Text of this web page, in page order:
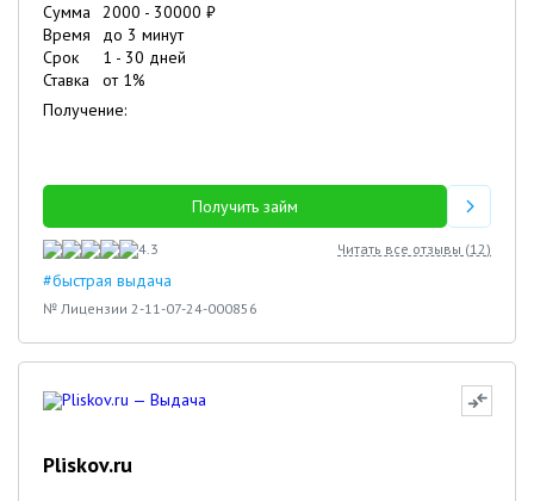
Сумма 2000 - 30000 ₽
Время
до 3 минут
Срок
1 - 30 дней
Ставка
от 1%
Получение:
Получить займ
4.3 Читать все отзывы (12)
#быстрая выдача
№ Лицензии 2-11-07-24-000856
Pliskov.ru